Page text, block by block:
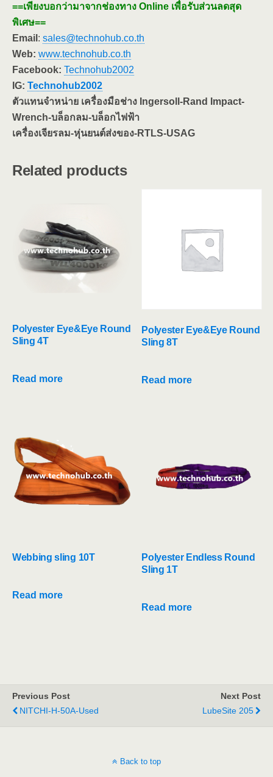
==เพียงบอกว่ามาจากช่องทาง Online เพื่อรับส่วนลดสุด
พิเศษ==
Email : sales@technohub.co.th
Web: www.technohub.co.th
Facebook: Technohub2002
IG: Technohub2002
ตัวแทนจำหน่าย เครื่องมือช่าง Ingersoll-Rand Impact-
Wrench-บล็อกลม-บล็อกไฟฟ้า
เครื่องเจียรลม-หุ่นยนต์ส่งของ-RTLS-USAG
Related products
Polyester Eye&Eye Round
Sling 4T
Read more
Polyester Eye&Eye Round
Sling 8T
Read more
Webbing sling 10T
Read more
Polyester Endless Round
Sling 1T
Read more
Previous Post
NITCHI-H-50A-Used
Next Post
LubeSite 205
Back to top